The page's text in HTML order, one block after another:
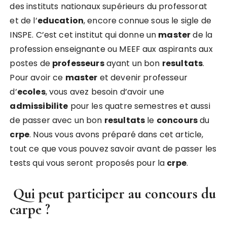
des instituts nationaux supérieurs du professorat
et de l’education, encore connue sous le sigle de
INSPE. C’est cet institut qui donne un masterde la
profession enseignante ou MEEF aux aspirants aux
postes de professeursayant un bon resultats.
Pour avoir ce master et devenir professeur
d’ecoles, vous avez besoin d’avoir une
admissibilite pour les quatre semestres et aussi
de passer avec un bon resultats le concoursdu
crpe. Nous vous avons préparé dans cet article,
tout ce que vous pouvez savoir avant de passer les
tests qui vous seront proposés pour la crpe.
Qui peut participer au concours du
carpe ?